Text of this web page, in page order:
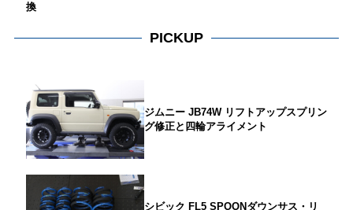
換
PICKUP
ジムニー JB74W リフトアップスプリン
グ修正と四輪アライメント
シビック FL5 SPOONダウンサス・リ